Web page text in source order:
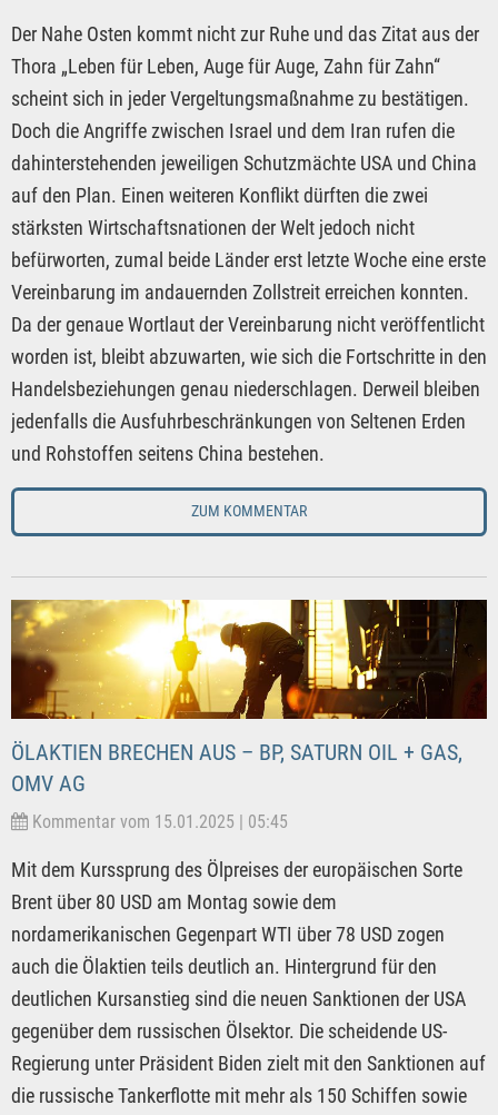
Der Nahe Osten kommt nicht zur Ruhe und das Zitat aus der
Thora „Leben für Leben, Auge für Auge, Zahn für Zahn“
scheint sich in jeder Vergeltungsmaßnahme zu bestätigen.
Doch die Angriffe zwischen Israel und dem Iran rufen die
dahinterstehenden jeweiligen Schutzmächte USA und China
auf den Plan. Einen weiteren Konflikt dürften die zwei
stärksten Wirtschaftsnationen der Welt jedoch nicht
befürworten, zumal beide Länder erst letzte Woche eine erste
Vereinbarung im andauernden Zollstreit erreichen konnten.
Da der genaue Wortlaut der Vereinbarung nicht veröffentlicht
worden ist, bleibt abzuwarten, wie sich die Fortschritte in den
Handelsbeziehungen genau niederschlagen. Derweil bleiben
jedenfalls die Ausfuhrbeschränkungen von Seltenen Erden
und Rohstoffen seitens China bestehen.
ZUM KOMMENTAR
ÖLAKTIEN BRECHEN AUS – BP, SATURN OIL + GAS,
OMV AG
Kommentar vom 15.01.2025 | 05:45
Mit dem Kurssprung des Ölpreises der europäischen Sorte
Brent über 80 USD am Montag sowie dem
nordamerikanischen Gegenpart WTI über 78 USD zogen
auch die Ölaktien teils deutlich an. Hintergrund für den
deutlichen Kursanstieg sind die neuen Sanktionen der USA
gegenüber dem russischen Ölsektor. Die scheidende US-
Regierung unter Präsident Biden zielt mit den Sanktionen auf
die russische Tankerflotte mit mehr als 150 Schiffen sowie